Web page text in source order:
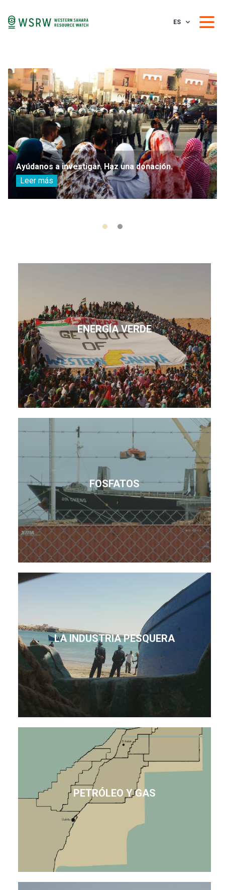
ES
Ayúdanos a investigar. Haz una donación.
Leer más
ENERGÍA VERDE
FOSFATOS
LA INDUSTRIA PESQUERA
PETRÓLEO Y GAS